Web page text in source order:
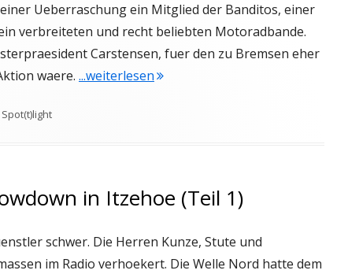
Ueberraschung ein Mitglied der Banditos, einer
verbreiteten und recht beliebten Motoradbande.
Carstensen, fuer den zu Bremsen eher
waere. ...weiterlesen"Spottlight #33 Showdown in
in Itzehoe (Teil 1)
schwer. Die Herren Kunze, Stute und
im Radio verhoekert. Die Welle Nord hatte dem